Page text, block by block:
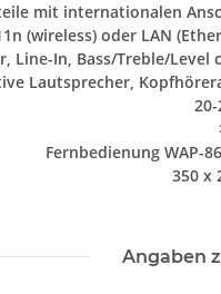
mit internationalen
(wireless) oder LAN
Line-In, Bass/Treble/Level
Lautsprecher,
Fernbedienung WAP-
350 x
Angaben